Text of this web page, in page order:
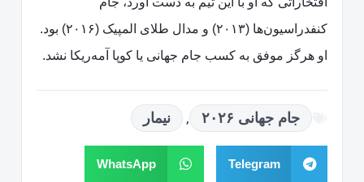
کنفدراسیون‌ها (۲۰۱۳) و مدال طلای المپیک (۲۰۱۶) بود.
او هرگز موفق به کسب جام جهانی یا کوپا آمه‌ریکا نشد.
جام جهانی ۲۰۲۶ , نیمار
Telegram
WhatsApp